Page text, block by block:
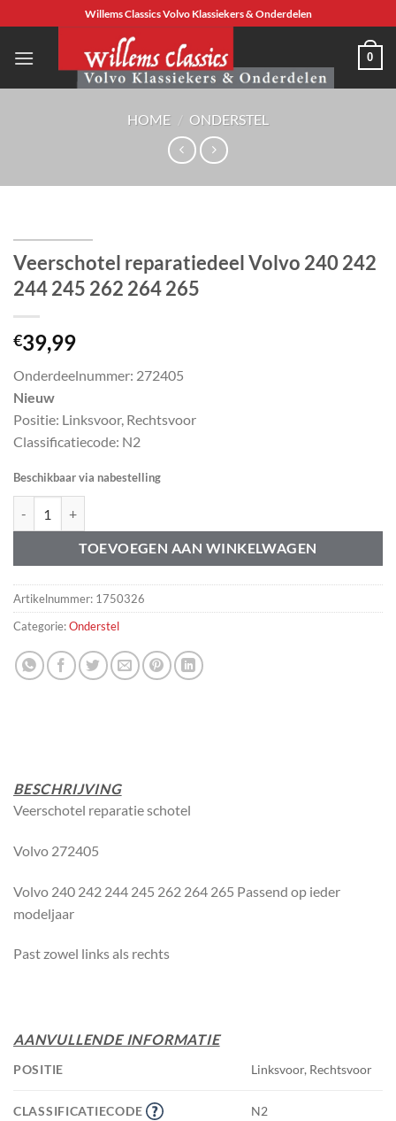
naar
inhoud
Willems Classics Volvo Klassiekers & Onderdelen
0
HOME / ONDERSTEL
Veerschotel reparatiedeel Volvo 240 242
244 245 262 264 265
€39,99
Onderdeelnummer: 272405
Nieuw
Positie: Linksvoor, Rechtsvoor
Classificatiecode: N2
Beschikbaar via nabestelling
TOEVOEGEN AAN WINKELWAGEN
Artikelnummer: 1750326
Categorie:Onderstel
BESCHRIJVING
Veerschotel reparatie schotel
Volvo 272405
Volvo 240 242 244 245 262 264 265 Passend op ieder
modeljaar
Past zowel links als rechts
AANVULLENDE INFORMATIE
POSITIE Linksvoor, Rechtsvoor
CLASSIFICATIECODE N2